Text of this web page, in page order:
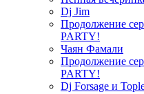
Dj Jim
Продолжение
PARTY!
Чаян Фамали
Продолжение
PARTY!
Dj Forsage и